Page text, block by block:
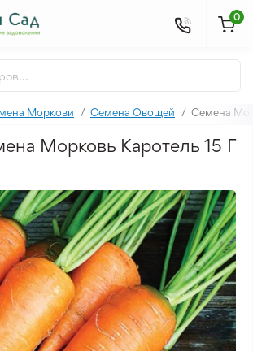
0
Моркови Семена Овощей Семена
Морковь Каротель 15 Г